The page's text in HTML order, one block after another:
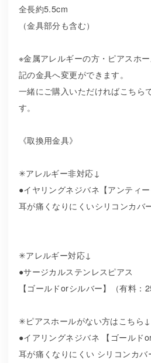
全長約5.5cm
（金具部分も含む）
※金属アレルギーの方・ピアスホ
記の金具へ変更ができます。
一緒にご購入いただければこちら
す。
《取換用金具》
✳︎アレルギー非対応↓
●イヤリングネジバネ【アンティー
耳が痛くなりにくいシリコンカバ
✳︎アレルギー対応↓
●サージカルステンレスピアス
【ゴールドorシルバー】（有料：
✳︎ピアスホールがない方はこちら↓
●イアリングネジバネ 【ゴールド
耳が痛くなりにくい シリコンカバ